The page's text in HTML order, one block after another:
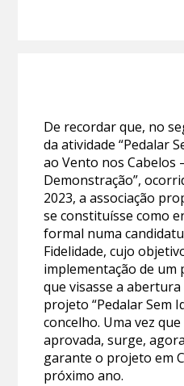
De recordar que, no
da atividade “Pedalar
ao Vento nos Cabelos
Demonstração”,
2023, a associação
se constituísse como
formal numa
Fidelidade, cujo
implementação de um
que visasse a
projeto “Pedalar Sem
concelho. Uma vez
aprovada, surge,
garante o projeto em
próximo ano.